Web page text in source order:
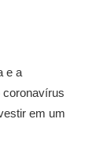
e a
coronavírus
em um